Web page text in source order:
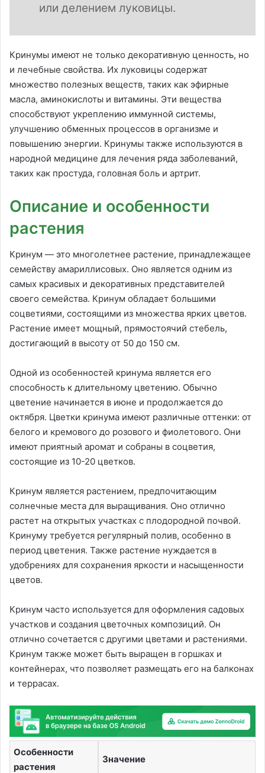
или делением луковицы.
Кринумы имеют не только декоративную ценность, но
и лечебные свойства. Их луковицы содержат
множество полезных веществ, таких как эфирные
масла, аминокислоты и витамины. Эти вещества
способствуют укреплению иммунной системы,
улучшению обменных процессов в организме и
повышению энергии. Кринумы также используются в
народной медицине для лечения ряда заболеваний,
таких как простуда, головная боль и артрит.
Описание и особенности
растения
Кринум — это многолетнее растение, принадлежащее
семейству амариллисовых. Оно является одним из
самых красивых и декоративных представителей
своего семейства. Кринум обладает большими
соцветиями, состоящими из множества ярких цветов.
Растение имеет мощный, прямостоячий стебель,
достигающий в высоту от 50 до 150 см.
Одной из особенностей кринума является его
способность к длительному цветению. Обычно
цветение начинается в июне и продолжается до
октября. Цветки кринума имеют различные оттенки: от
белого и кремового до розового и фиолетового. Они
имеют приятный аромат и собраны в соцветия,
состоящие из 10-20 цветков.
Кринум является растением, предпочитающим
солнечные места для выращивания. Оно отлично
растет на открытых участках с плодородной почвой.
Кринуму требуется регулярный полив, особенно в
период цветения. Также растение нуждается в
удобрениях для сохранения яркости и насыщенности
цветов.
Кринум часто используется для оформления садовых
участков и создания цветочных композиций. Он
отлично сочетается с другими цветами и растениями.
Кринум также может быть выращен в горшках и
контейнерах, что позволяет размещать его на балконах
и террасах.
Особенности
растения
Значение